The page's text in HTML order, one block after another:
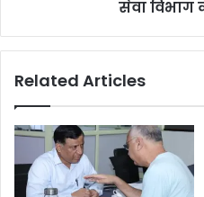
सेवा विभाग
Related Articles